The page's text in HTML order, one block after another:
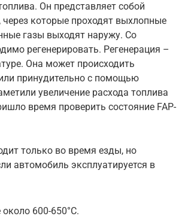
Он представляет собой
которые проходят выхлопные
газы выходят наружу. Со
регенерировать. Регенерация –
Она может происходить
принудительно с помощью
увеличение расхода топлива
время проверить состояние FAP-
только во время езды, но
автомобиль эксплуатируется в
600-650°C.